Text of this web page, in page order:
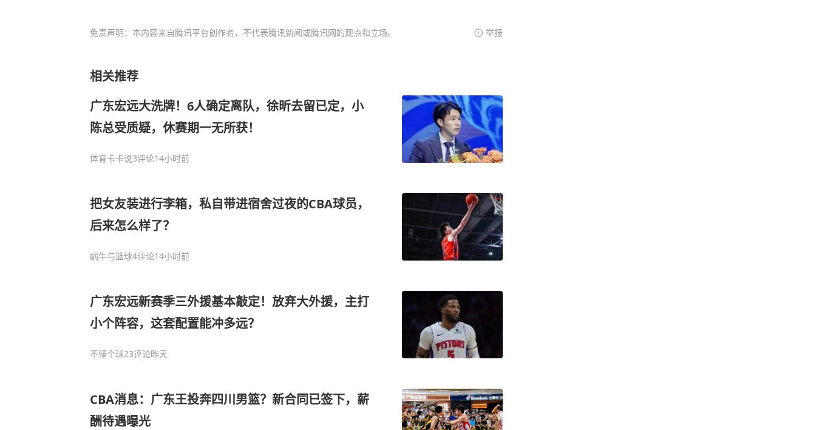
免责声明：本内容来自腾讯平台创作者，不代表腾讯新闻或腾讯网的观点和立场。 举报
相关推荐
广东宏远大洗牌！6人确定离队，徐昕去留已定，小
陈总受质疑，休赛期一无所获！
体育卡卡说3评论14小时前
把女友装进行李箱，私自带进宿舍过夜的CBA球员，
后来怎么样了？
蜗牛与篮球4评论14小时前
广东宏远新赛季三外援基本敲定！放弃大外援，主打
小个阵容，这套配置能冲多远？
不懂个球23评论昨天
CBA消息：广东王投奔四川男篮？新合同已签下，薪
酬待遇曝光